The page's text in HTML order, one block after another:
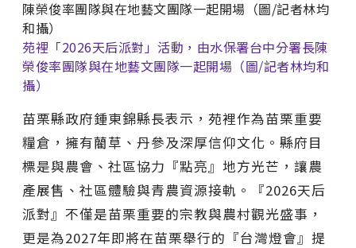
苑裡「2026天后派對」活動，由水保署台中分署長陳
榮俊率團隊與在地藝文團隊一起開場（圖/記者林均和
攝）
苗栗縣政府鍾東錦縣長表示，苑裡作為苗栗重要
糧倉，擁有藺草、丹參及深厚信仰文化。縣府目
標是與農會、社區協力『點亮』地方光芒，讓農
產展售、社區體驗與青農資源接軌。『2026天后
派對』不僅是苗栗重要的宗教與農村觀光盛事，
更是為2027年即將在苗栗舉行的『台灣燈會』提